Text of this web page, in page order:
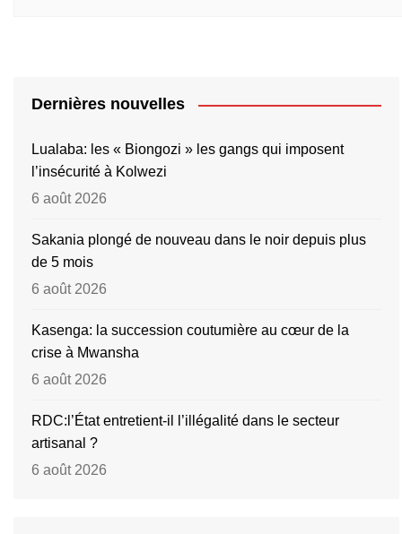
Dernières nouvelles
Lualaba: les « Biongozi » les gangs qui imposent
l’insécurité à Kolwezi
6 août 2026
Sakania plongé de nouveau dans le noir depuis plus
de 5 mois
6 août 2026
Kasenga: la succession coutumière au cœur de la
crise à Mwansha
6 août 2026
RDC:l’État entretient-il l’illégalité dans le secteur
artisanal ?
6 août 2026